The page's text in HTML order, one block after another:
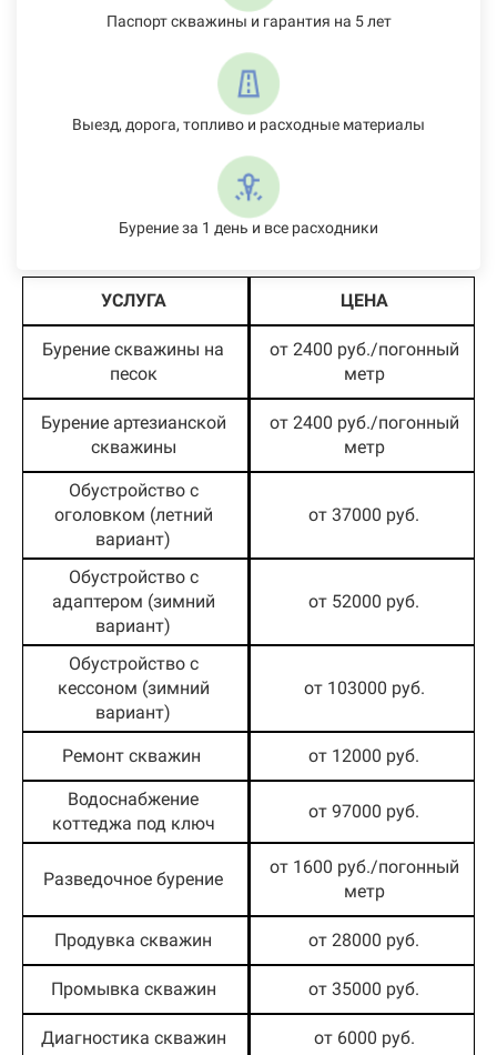
Паспорт скважины и гарантия на 5 лет
Выезд, дорога, топливо и расходные материалы
Бурение за 1 день и все расходники
УСЛУГА ЦЕНА
Бурение скважины на
песок
от 2400 руб./погонный
метр
Бурение артезианской
скважины
от 2400 руб./погонный
метр
Обустройство с
оголовком (летний
вариант)
от 37000 руб.
Обустройство с
адаптером (зимний
вариант)
от 52000 руб.
Обустройство с
кессоном (зимний
вариант)
от 103000 руб.
Ремонт скважин от 12000 руб.
Водоснабжение
коттеджа под ключ
от 97000 руб.
Разведочное бурение
от 1600 руб./погонный
метр
Продувка скважин от 28000 руб.
Промывка скважин от 35000 руб.
Диагностика скважин от 6000 руб.